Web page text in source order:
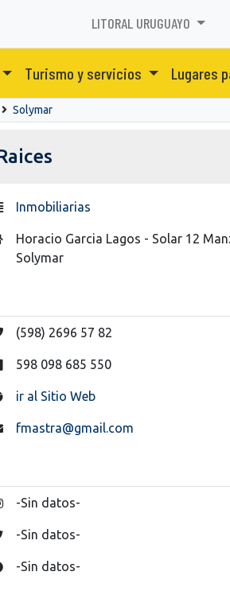
LITORAL URUGUAYO
Turismo y servicios Lugares
Solymar
Inmobiliarias
Horacio Garcia Lagos - Solar 12
Solymar
(598) 2696 57 82
598 098 685 550
ir al Sitio Web
fmastra@gmail.com
-Sin datos-
-Sin datos-
-Sin datos-